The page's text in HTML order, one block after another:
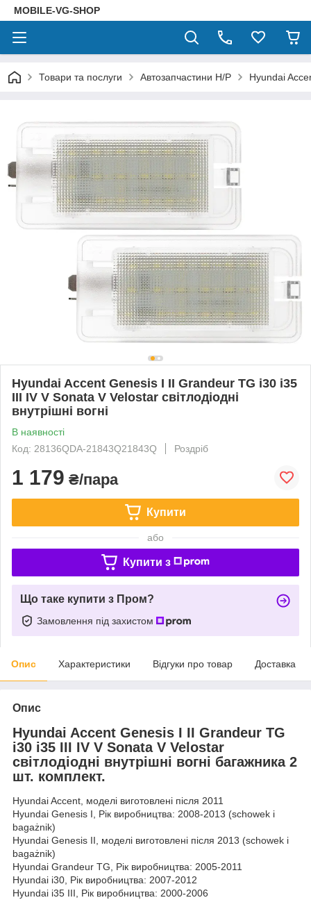
MOBILE-VG-SHOP
Товари та послуги Автозапчастини Н/Р Hyundai
Hyundai Accent Genesis I II Grandeur TG i30 i35
III IV V Sonata V Velostar світлодіодні
внутрішні вогні
В наявності
Код: 28136QDA-21843Q21843Q
Роздріб
1 179 ₴/пара
Купити
або
Купити з
Що таке купити з Пром?
Замовлення під захистом
Опис Характеристики Відгуки про товар Доставка
Опис
Hyundai Accent Genesis I II Grandeur TG
i30 i35 III IV V Sonata V Velostar
світлодіодні внутрішні вогні багажника 2
шт. комплект.
Hyundai Accent, моделі виготовлені після 2011
Hyundai Genesis I, Рік виробництва: 2008-2013 (schowek i
bagażnik)
Hyundai Genesis II, моделі виготовлені після 2013 (schowek i
bagażnik)
Hyundai Grandeur TG, Рік виробництва: 2005-2011
Hyundai i30, Рік виробництва: 2007-2012
Hyundai i35 III, Рік виробництва: 2000-2006